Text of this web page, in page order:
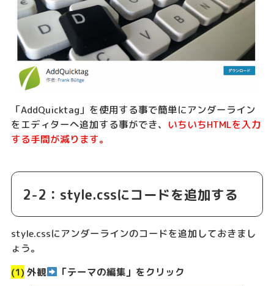
「AddQuicktag」を使用する事で簡単にアンダーライン
をエディターへ追加する事ができ、 いちいちHTMLを入力
する手間が減ります。
2-2：style.cssにコードを追加する
style.cssにアンダーラインのコードを追加しておきまし
ょう。
(1) 外観 「テーマの編集」をクリック